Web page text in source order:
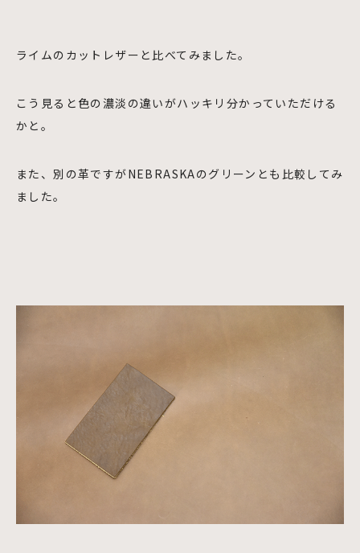
ライムのカットレザーと比べてみました。
こう見ると色の濃淡の違いがハッキリ分かっていただける
かと。
また、別の革ですがNEBRASKAのグリーンとも比較してみ
ました。